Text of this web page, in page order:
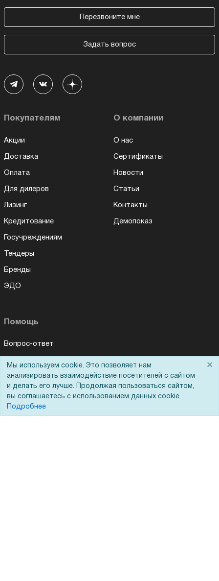
Перезвоните мне
Задать вопрос
Покупателям
Акции
Доставка
Оплата
Для дилеров
Лизинг
Кредитование
Госучреждениям
Тендеры
Бренды
ЭДО
О компании
О нас
Сертификаты
Новости
Статьи
Контакты
Демопоказ
Помощь
Вопрос-ответ
Гарантии и возврат
Вакансии
Мы используем cookie. Это позволяет нам
анализировать взаимодействие посетителей с сайтом
и делать его лучше. Продолжая пользоваться сайтом,
вы соглашаетесь с использованием данных cookie.
Подробнее
×